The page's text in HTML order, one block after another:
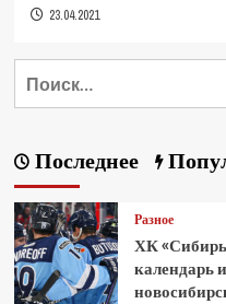
23.04.2021
Последнее
Разное
ХК
календарь